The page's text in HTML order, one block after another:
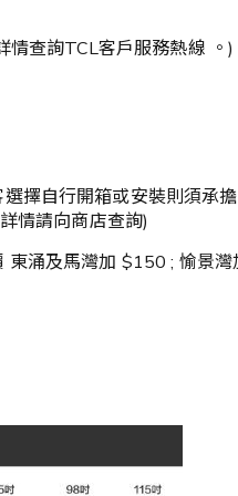
情查詢TCL客戶服務熱線
擇自行開箱或安裝則須承
情請向商店查詢)
涌及馬灣加 $150 ; 愉景